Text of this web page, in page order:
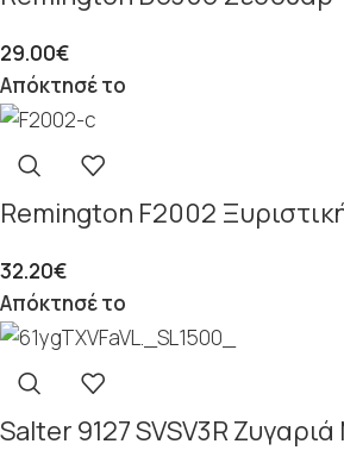
29.00€
Απόκτησέ το
Remington F2002
32.20€
Απόκτησέ το
Salter 9127 SVSV3R